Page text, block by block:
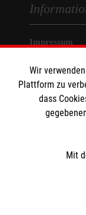
Impressum
Kontakt
Wir
Plattform zu
dass
Mit